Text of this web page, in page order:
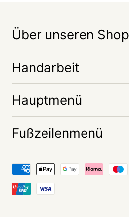
Über unseren Shop
Handarbeit
Hauptmenü
Fußzeilenmenü